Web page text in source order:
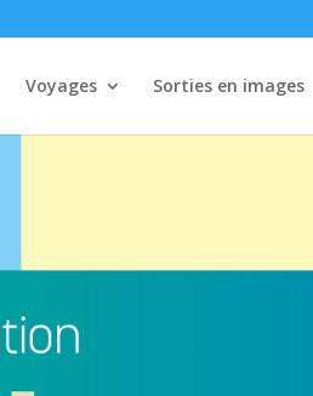
Voyages Sorties en images